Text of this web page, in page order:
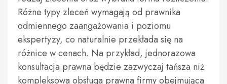
Różne typy zleceń wymagają od prawnika
odmiennego zaangażowania i poziomu
ekspertyzy, co naturalnie przekłada się na
różnice w cenach. Na przykład, jednorazowa
konsultacja prawna będzie zazwyczaj tańsza niż
kompleksowa obsługa prawna firmy obejmująca